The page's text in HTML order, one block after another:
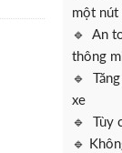
một nút
🔹 An
thông
🔹
xe
🔹 Tùy
🔹